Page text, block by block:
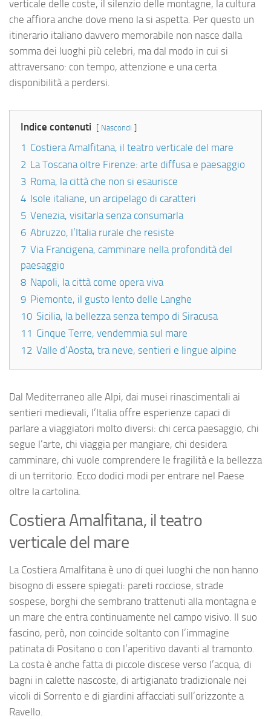
verticale delle coste, il silenzio delle montagne, la cultura
che affiora anche dove meno la si aspetta. Per questo un
itinerario italiano davvero memorabile non nasce dalla
somma dei luoghi più celebri, ma dal modo in cui si
attraversano: con tempo, attenzione e una certa
disponibilità a perdersi.
Indice contenuti Nascondi
1 Costiera Amalfitana, il teatro verticale del mare
2 La Toscana oltre Firenze: arte diffusa e paesaggio
3 Roma, la città che non si esaurisce
4 Isole italiane, un arcipelago di caratteri
5 Venezia, visitarla senza consumarla
6 Abruzzo, l’Italia rurale che resiste
7 Via Francigena, camminare nella profondità del
paesaggio
8 Napoli, la città come opera viva
9 Piemonte, il gusto lento delle Langhe
10 Sicilia, la bellezza senza tempo di Siracusa
11 Cinque Terre, vendemmia sul mare
12 Valle d’Aosta, tra neve, sentieri e lingue alpine
Dal Mediterraneo alle Alpi, dai musei rinascimentali ai
sentieri medievali, l’Italia offre esperienze capaci di
parlare a viaggiatori molto diversi: chi cerca paesaggio, chi
segue l’arte, chi viaggia per mangiare, chi desidera
camminare, chi vuole comprendere le fragilità e la bellezza
di un territorio. Ecco dodici modi per entrare nel Paese
oltre la cartolina.
Costiera Amalfitana, il teatro
verticale del mare
La Costiera Amalfitana è uno di quei luoghi che non hanno
bisogno di essere spiegati: pareti rocciose, strade
sospese, borghi che sembrano trattenuti alla montagna e
un mare che entra continuamente nel campo visivo. Il suo
fascino, però, non coincide soltanto con l’immagine
patinata di Positano o con l’aperitivo davanti al tramonto.
La costa è anche fatta di piccole discese verso l’acqua, di
bagni in calette nascoste, di artigianato tradizionale nei
vicoli di Sorrento e di giardini affacciati sull’orizzonte a
Ravello.